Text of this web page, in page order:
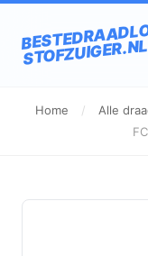
STOFZUIGER.NL
Home / Alle